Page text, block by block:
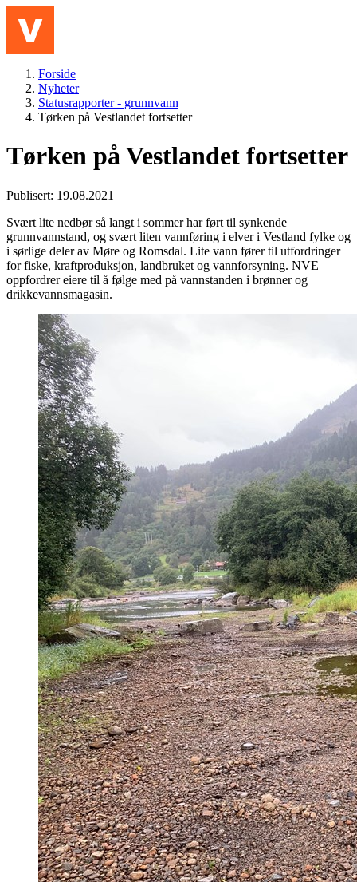
Forside
Nyheter
Statusrapporter - grunnvann
Tørken på Vestlandet fortsetter
Tørken på Vestlandet fortsetter
Publisert: 19.08.2021
Svært lite nedbør så langt i sommer har ført til synkende
grunnvannstand, og svært liten vannføring i elver i Vestland fylke og
i sørlige deler av Møre og Romsdal. Lite vann fører til utfordringer
for fiske, kraftproduksjon, landbruket og vannforsyning. NVE
oppfordrer eiere til å følge med på vannstanden i brønner og
drikkevannsmagasin.